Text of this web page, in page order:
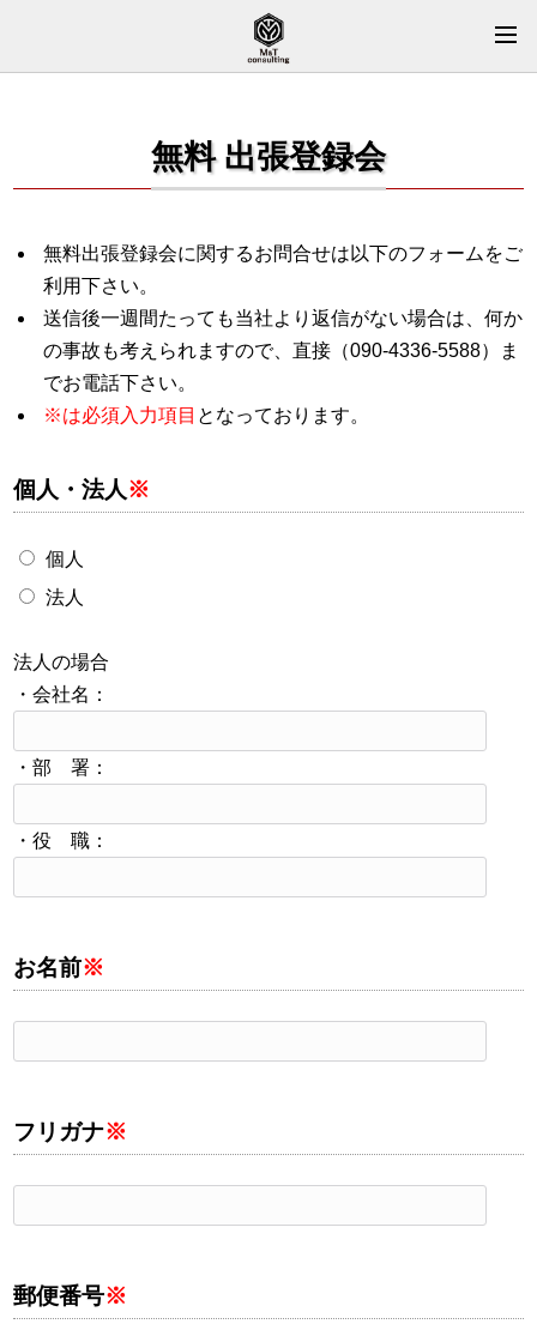
無料 出張登録会
無料 出張登録会
無料出張登録会に関するお問合せは以下のフォームをご
利用下さい。
送信後一週間たっても当社より返信がない場合は、何か
の事故も考えられますので、直接（090-4336-5588）ま
でお電話下さい。
※は必須入力項目 となっております。
個人・法人※
個人
法人
法人の場合
・会社名：
・部 署：
・役 職：
お名前※
フリガナ※
郵便番号※